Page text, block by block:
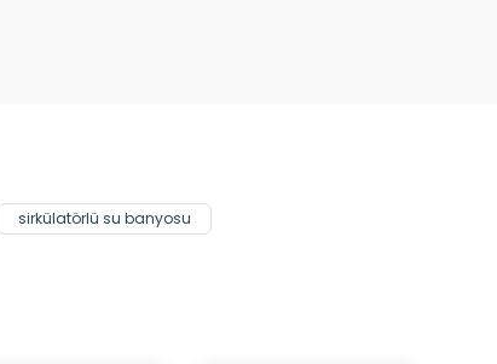
sirkülatörlü su banyosu